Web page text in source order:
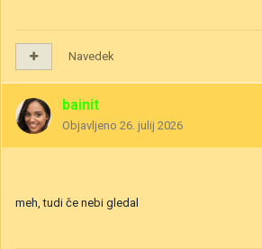
Navedek
bainit
Objavljeno 26. julij 2026
meh, tudi če nebi gledal